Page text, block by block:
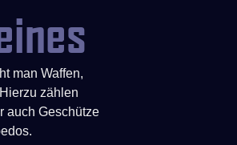
man Waffen,
zählen
auch Geschütze